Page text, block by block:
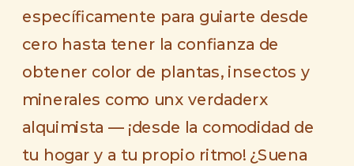
específicamente para guiarte desde
cero hasta tener la confianza de
obtener color de plantas, insectos y
minerales como unx verdaderx
alquimista — ¡desde la comodidad de
tu hogar y a tu propio ritmo! ¿Suena